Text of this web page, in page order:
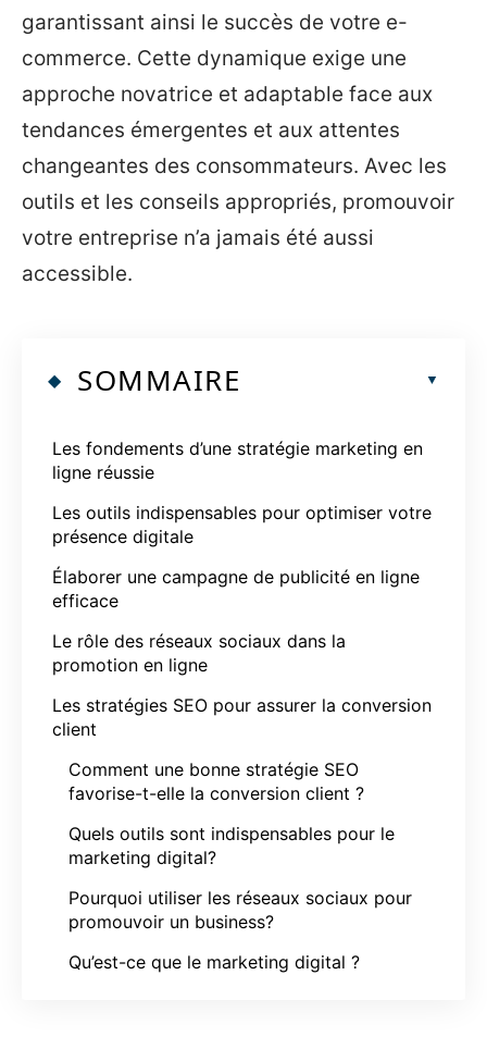
garantissant ainsi le succès de votre e-
commerce. Cette dynamique exige une
approche novatrice et adaptable face aux
tendances émergentes et aux attentes
changeantes des consommateurs. Avec les
outils et les conseils appropriés, promouvoir
votre entreprise n’a jamais été aussi
accessible.
SOMMAIRE
Les fondements d’une stratégie marketing en
ligne réussie
Les outils indispensables pour optimiser votre
présence digitale
Élaborer une campagne de publicité en ligne
efficace
Le rôle des réseaux sociaux dans la
promotion en ligne
Les stratégies SEO pour assurer la conversion
client
Comment une bonne stratégie SEO
favorise-t-elle la conversion client ?
Quels outils sont indispensables pour le
marketing digital?
Pourquoi utiliser les réseaux sociaux pour
promouvoir un business?
Qu’est-ce que le marketing digital ?